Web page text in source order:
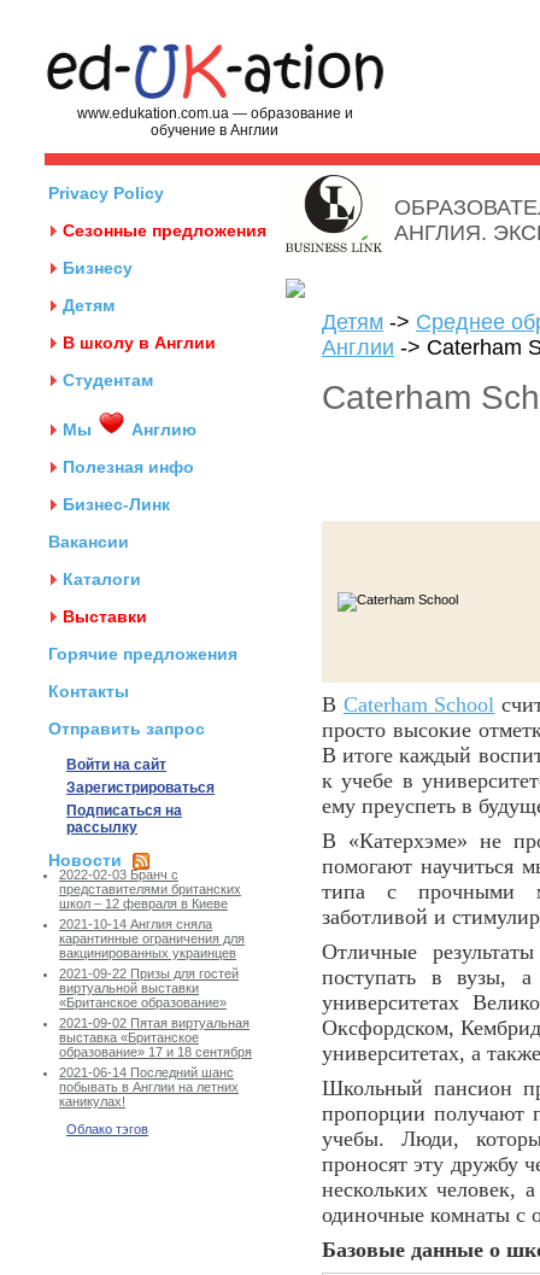
www.edukation.com.ua — образование и
обучение в Англии
Privacy Policy
Сезонные предложения
Бизнесу
Детям
В школу в Англии
Студентам
Мы
Англию
Полезная инфо
Бизнес-Линк
Вакансии
Каталоги
Выставки
Горячие предложения
Контакты
Отправить запрос
Войти на сайт
Зарегистрироваться
Подписаться на
рассылку
Новости
2022-02-03 Бранч с
представителями британских
школ – 12 февраля в Киеве
2021-10-14 Англия сняла
карантинные ограничения для
вакцинированных украинцев
2021-09-22 Призы для гостей
виртуальной выставки
«Британское образование»
2021-09-02 Пятая виртуальная
выставка «Британское
образование» 17 и 18 сентября
2021-06-14 Последний шанс
побывать в Англии на летних
каникулах!
Облако тэгов
АНГЛИЯ.
Детям -> Среднее
Англии -> Caterham
Caterham
В Caterham School
просто высокие
В итоге каждый
к учебе в
ему преуспеть в
В «Катерхэме» не
помогают научиться
типа с прочными
заботливой и
Отличные
поступать в вузы,
университетах
Оксфордском,
университетах, а
Школьный пансион
пропорции получают
учебы. Люди,
проносят эту дружбу
нескольких человек,
одиночные комнаты с
Базовые данные о